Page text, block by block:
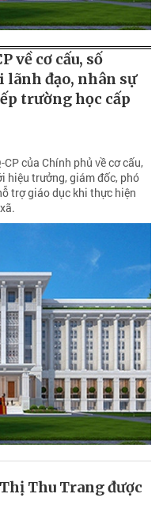
về cơ cấu, số
đạo, nhân sự
trường học cấp
của Chính phủ về cơ cấu,
hiệu trưởng, giám đốc, phó
trợ giáo dục khi thực hiện
Thu Trang được